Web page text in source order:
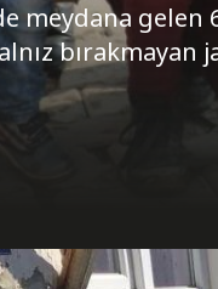
meydana